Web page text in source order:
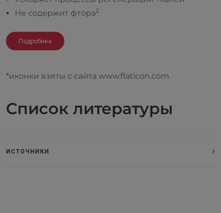
Не содержит фтора2
Подробнее
*иконки взяты с сайта www.flaticon.com
Список литературы
ИСТОЧНИКИ